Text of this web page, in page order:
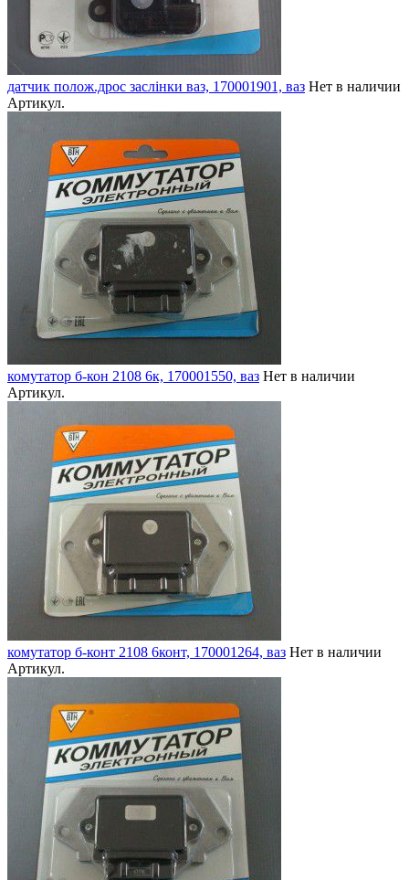
датчик полож.дрос заслінки ваз, 170001901, ваз Нет в наличии
Артикул.
комутатор б-кон 2108 6к, 170001550, ваз Нет в наличии
Артикул.
комутатор б-конт 2108 6конт, 170001264, ваз Нет в наличии
Артикул.